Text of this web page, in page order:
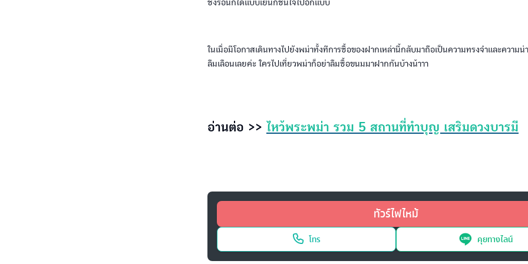
ชงร้อนก็ได้แบบเย็นก็ชื่นใจไปอีกแบบ
ในเมื่อมีโอกาสเดินทางไปยังพม่าทั้งทีการซื้อของฝากเหล่านี้กลับมาถือเป็นความทรงจำและความน่
ลืมเลือนเลยค่ะ ใครไปเที่ยวพม่าก็อย่าลืมซื้อขนมมาฝากกันบ้างน้าาา
อ่านต่อ >> ไหว้พระพม่า รวม 5 สถานที่ทำบุญ เสริมดวงบารมี
ทัวร์ไฟไหม้
โทร คุยทางไลน์